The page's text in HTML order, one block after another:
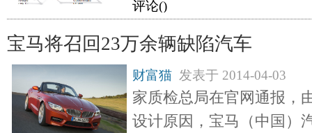
评论()
宝马将召回23万余辆缺陷汽车
财富猫 发表于 2014-04-03
家质检总局在官网通报，
设计原因，宝马（中国）